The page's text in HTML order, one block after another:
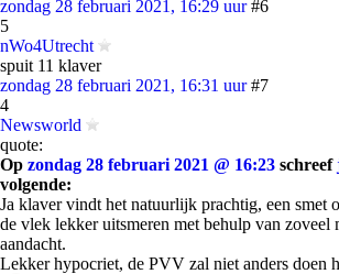
zondag 28 februari 2021, 16:29 uur #6
5
nWo4Utrecht
spuit 11 klaver
zondag 28 februari 2021, 16:31 uur #7
4
Newsworld
quote:
Op zondag 28 februari 2021 @ 16:23 schreef
volgende:
Ja klaver vindt het natuurlijk prachtig, een smet
de vlek lekker uitsmeren met behulp van zoveel
aandacht.
Lekker hypocriet, de PVV zal niet anders doen